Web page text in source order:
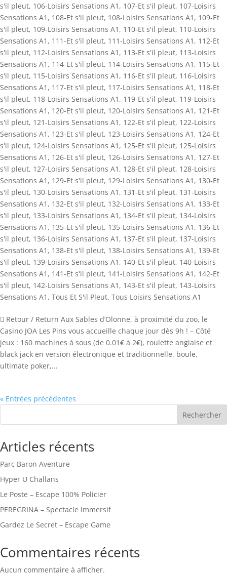
s'il pleut, 106-Loisirs Sensations A1 , 107-Et s'il pleut, 107-Loisirs
Sensations A1 , 108-Et s'il pleut, 108-Loisirs Sensations A1 , 109-Et
s'il pleut, 109-Loisirs Sensations A1 , 110-Et s'il pleut, 110-Loisirs
Sensations A1 , 111-Et s'il pleut, 111-Loisirs Sensations A1 , 112-Et
s'il pleut, 112-Loisirs Sensations A1 , 113-Et s'il pleut, 113-Loisirs
Sensations A1 , 114-Et s'il pleut, 114-Loisirs Sensations A1 , 115-Et
s'il pleut, 115-Loisirs Sensations A1 , 116-Et s'il pleut, 116-Loisirs
Sensations A1 , 117-Et s'il pleut, 117-Loisirs Sensations A1 , 118-Et
s'il pleut, 118-Loisirs Sensations A1 , 119-Et s'il pleut, 119-Loisirs
Sensations A1 , 120-Et s'il pleut, 120-Loisirs Sensations A1 , 121-Et
s'il pleut, 121-Loisirs Sensations A1 , 122-Et s'il pleut, 122-Loisirs
Sensations A1 , 123-Et s'il pleut, 123-Loisirs Sensations A1 , 124-Et
s'il pleut, 124-Loisirs Sensations A1 , 125-Et s'il pleut, 125-Loisirs
Sensations A1 , 126-Et s'il pleut, 126-Loisirs Sensations A1 , 127-Et
s'il pleut, 127-Loisirs Sensations A1 , 128-Et s'il pleut, 128-Loisirs
Sensations A1 , 129-Et s'il pleut, 129-Loisirs Sensations A1 , 130-Et
s'il pleut, 130-Loisirs Sensations A1 , 131-Et s'il pleut, 131-Loisirs
Sensations A1 , 132-Et s'il pleut, 132-Loisirs Sensations A1 , 133-Et
s'il pleut, 133-Loisirs Sensations A1 , 134-Et s'il pleut, 134-Loisirs
Sensations A1 , 135-Et s'il pleut, 135-Loisirs Sensations A1 , 136-Et
s'il pleut, 136-Loisirs Sensations A1 , 137-Et s'il pleut, 137-Loisirs
Sensations A1 , 138-Et s'il pleut, 138-Loisirs Sensations A1 , 139-Et
s'il pleut, 139-Loisirs Sensations A1 , 140-Et s'il pleut, 140-Loisirs
Sensations A1 , 141-Et s'il pleut, 141-Loisirs Sensations A1 , 142-Et
s'il pleut, 142-Loisirs Sensations A1 , 143-Et s'il pleut, 143-Loisirs
Sensations A1 , Tous Et S'il Pleut, Tous Loisirs Sensations A1
 Retour / Return Aux Sables d’Olonne, à proximité du zoo, le
Casino JOA Les Pins vous accueille chaque jour dès 9h ! – Côté
jeux : 160 machines à sous (de 0.01€ à 2€), roulette anglaise et
black jack en version électronique et traditionnelle, boule,
ultimate poker,...
« Entrées précédentes
Rechercher
Articles récents
Parc Baron Aventure
Hyper U Challans
Le Poste – Escape 100% Policier
PEREGRINA – Spectacle immersif
Gardez Le Secret – Escape Game
Commentaires récents
Aucun commentaire à afficher.